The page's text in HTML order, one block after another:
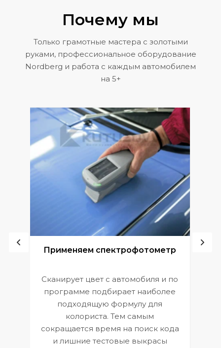
Почему мы
Только грамотные мастера с золотыми
руками, профессиональное оборудование
Nordberg и работа с каждым автомобилем
на 5+
Применяем спектрофотометр
Сканирует цвет с автомобиля и по
программе подбирает наиболее
подходящую формулу для
колориста. Тем самым
сокращается время на поиск кода
и лишние тестовые выкрасы